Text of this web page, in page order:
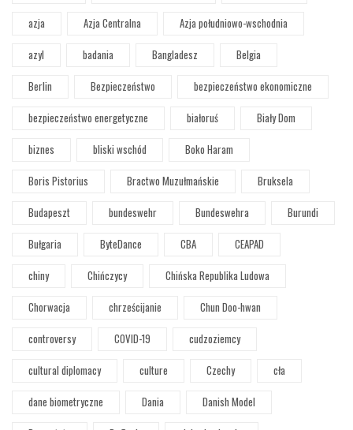
azja
Azja Centralna
Azja południowo-wschodnia
azyl
badania Bangladesz
Belgia
Berlin
Bezpieczeństwo
bezpieczeństwo ekonomiczne
bezpieczeństwo energetyczne
białoruś
Biały Dom
biznes
bliski wschód
Boko Haram
Boris Pistorius
Bractwo Muzułmańskie
Bruksela
Budapeszt
bundeswehr Bundeswehra
Burundi
Bułgaria
ByteDance CBA
CEAPAD
chiny
Chińczycy
Chińska Republika Ludowa
Chorwacja
chrześcijanie
Chun Doo-hwan
controversy
COVID-19
cudzoziemcy
cultural diplomacy
culture Czechy
cła
dane biometryczne
Dania
Danish Model